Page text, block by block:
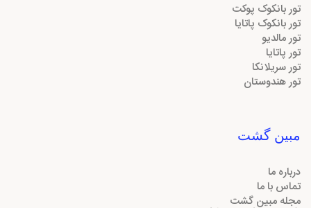
تور بانکوک پوکت
تور بانکوک پاتایا
تور مالدیو
تور پاتایا
تور سریلانکا
تور هندوستان
مبین گشت
درباره ما
تماس با ما
مجله مبین گشت